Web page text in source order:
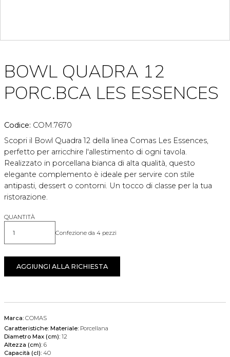
BOWL QUADRA 12
PORC.BCA LES ESSENCES
Codice: COM.7670
Scopri il Bowl Quadra 12 della linea Comas Les Essences,
perfetto per arricchire l'allestimento di ogni tavola.
Realizzato in porcellana bianca di alta qualità, questo
elegante complemento è ideale per servire con stile
antipasti, dessert o contorni. Un tocco di classe per la tua
ristorazione.
QUANTITÀ
Quantità Confezione da 4 pezzi
AGGIUNGI ALLA RICHIESTA
Marca: COMAS
Caratteristiche: Materiale: Porcellana
Diametro Max (cm): 12
Altezza (cm): 6
Capacità (cl): 40